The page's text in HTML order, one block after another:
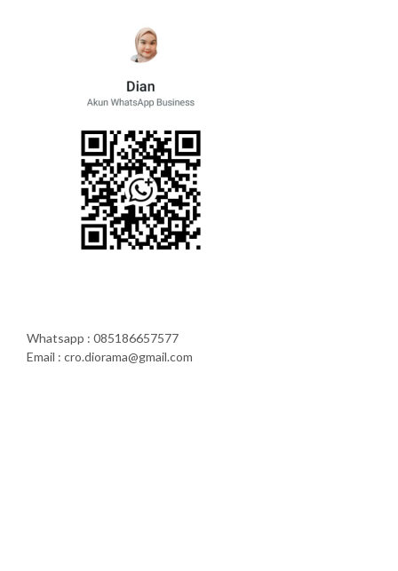
Whatsapp : 085186657577
Email : cro.diorama@gmail.com